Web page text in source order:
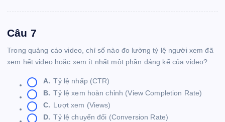
Câu 7
Trong quảng cáo video, chỉ số nào đo lường tỷ lệ người xem đã
xem hết video hoặc xem ít nhất một phần đáng kể của video?
A. Tỷ lệ nhấp (CTR)
B. Tỷ lệ xem hoàn chỉnh (View Completion Rate)
C. Lượt xem (Views)
D. Tỷ lệ chuyển đổi (Conversion Rate)